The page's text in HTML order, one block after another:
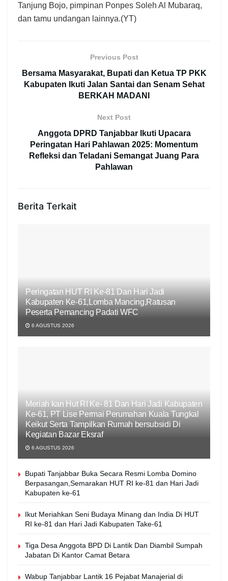
Tanjung Bojo, pimpinan Ponpes Soleh Al Mubaraq,
dan tamu undangan lainnya.(YT)
Previous Post
Bersama Masyarakat, Bupati dan Ketua TP PKK
Kabupaten Ikuti Jalan Santai dan Senam Sehat
BERKAH MADANI
Next Post
Anggota DPRD Tanjabbar Ikuti Upacara
Peringatan Hari Pahlawan 2025: Momentum
Refleksi dan Teladani Semangat Juang Para
Pahlawan
Berita Terkait
Peringatan HUT RI Ke-81 Dan Hari Jadi
Kabupaten Ke-61,Lomba Mancing,Ratusan
Peserta Pemancing Padati WFC
6 AGUSTUS 2026
Meriah kan Hut RI Ke- 81 Dan Hari Jadi Kabupaten
Ke-61, PT Lise Permai Perumahan Kuala Tungkal
Keikut Serta Tampilkan Rumah bersubsidi Di
Kegiatan Bazar Eksraf
6 AGUSTUS 2026
Bupati Tanjabbar Buka Secara Resmi Lomba Domino
Berpasangan,Semarakan HUT RI ke-81 dan Hari Jadi
Kabupaten ke-61
Ikut Meriahkan Seni Budaya Minang dan India Di HUT
RI ke-81 dan Hari Jadi Kabupaten Take-61
Tiga Desa Anggota BPD Di Lantik Dan Diambil Sumpah
Jabatan Di Kantor Camat Betara
Wabup Tanjabbar Lantik 16 Pejabat Manajerial di